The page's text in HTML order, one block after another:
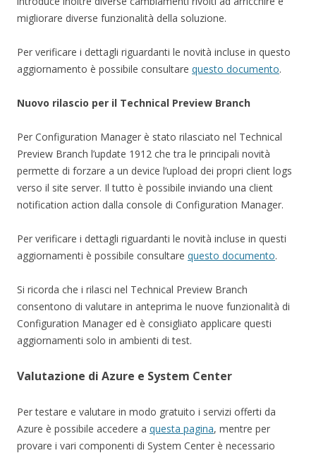
migliorare diverse funzionalità della soluzione.
Per verificare i dettagli riguardanti le novità incluse in questo
aggiornamento è possibile consultare questo documento.
Nuovo rilascio per il Technical Preview Branch
Per Configuration Manager è stato rilasciato nel Technical
Preview Branch l’update 1912 che tra le principali novità
permette di forzare a un device l’upload dei propri client logs
verso il site server. Il tutto è possibile inviando una client
notification action dalla console di Configuration Manager.
Per verificare i dettagli riguardanti le novità incluse in questi
aggiornamenti è possibile consultare questo documento.
Si ricorda che i rilasci nel Technical Preview Branch
consentono di valutare in anteprima le nuove funzionalità di
Configuration Manager ed è consigliato applicare questi
aggiornamenti solo in ambienti di test.
Valutazione di Azure e System Center
Per testare e valutare in modo gratuito i servizi offerti da
Azure è possibile accedere a questa pagina, mentre per
provare i vari componenti di System Center è necessario